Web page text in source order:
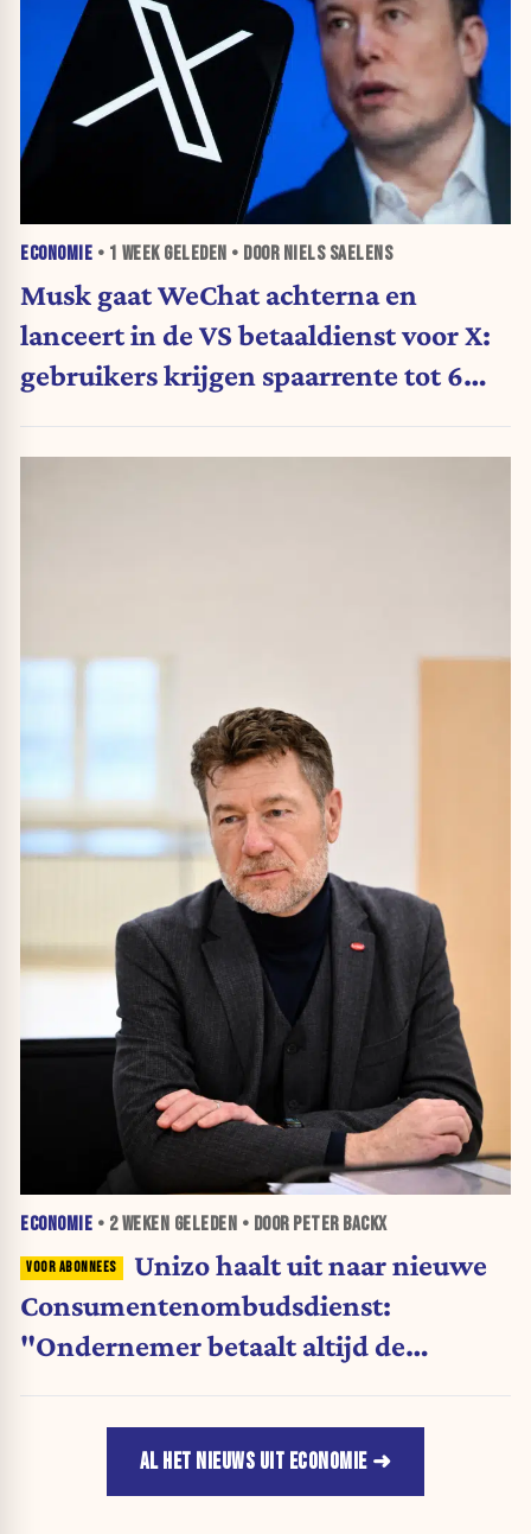
ECONOMIE • 1 WEEKGELEDEN • DOOR NIELS SAELENS
Musk gaat WeChat achterna en
lanceert in de VS betaaldienst voor X:
gebruikers krijgen spaarrente tot 6
ECONOMIE • 2 WEKEN GELEDEN • DOOR PETER BACKX
Unizo haalt uit naar nieuwe
Consumentenombudsdienst:
"Ondernemer betaalt altijd de
AL HET NIEUWS UIT ECONOMIE